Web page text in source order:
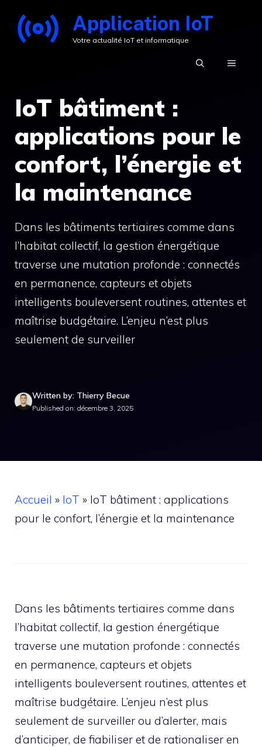
contenu
Application IoT
Votre actualité IoT et informatique
MENU
IoT bâtiment :
applications pour le
confort, l’énergie et
la maintenance
Dans les bâtiments tertiaires comme dans
l’habitat collectif, la gestion énergétique
traverse une mutation profonde : connectés
en permanence, capteurs et objets
intelligents bouleversent routines, attentes et
maîtrise budgétaire. L’enjeu n’est plus
seulement de surveiller
Written by: Thierry Becue
Published on: décembre 3, 2025
Accueil » IoT » IoT bâtiment : applications
pour le confort, l’énergie et la maintenance
Dans les bâtiments tertiaires comme dans
l’habitat collectif, la gestion énergétique
traverse une mutation profonde : connectés
en permanence, capteurs et objets
intelligents bouleversent routines, attentes et
maîtrise budgétaire. L’enjeu n’est plus
seulement de surveiller ou d’alerter, mais
d’anticiper, de fiabiliser et de rationaliser en